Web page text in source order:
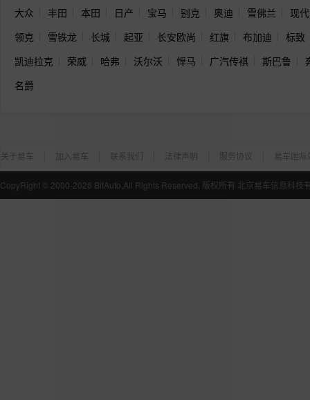
大众 丰田 本田 日产 宝马 别克 奥迪 雪佛兰
现代
领克
雪铁龙 长城 起亚 长安欧尚 红旗 布加迪
标致
凯迪拉克
荣威 哈弗 沃尔沃 悍马 广汽传祺 斯巴鲁
名爵
关于易车 加入易车 联系我们 法律声明 服务协议 易车国际
CopyRight © 2000-2026 BitAuto,All Rights Reserved. 版权所有 北京易车信息科